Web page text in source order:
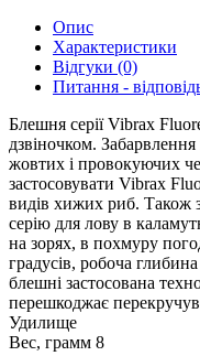
Опис
Характеристики
Відгуки (0)
Питання -
Блешня серії Vibrax
дзвіночком.
жовтих і провокуючих
застосовувати Vibrax
видів хижих риб. Також
серію для лову в
на зорях, в похмуру
градусів, робоча
блешні застосована
перешкоджає
Удилище
Вес, грамм 8